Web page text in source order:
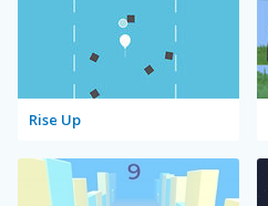
Rise Up